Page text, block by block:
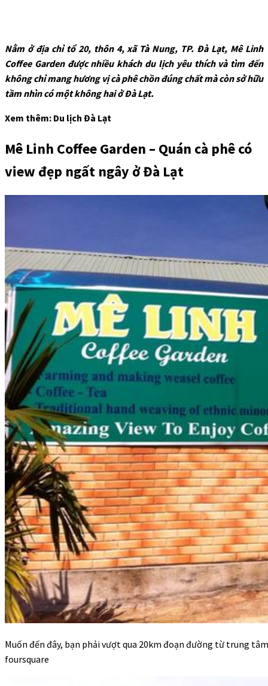
Nằm ở địa chỉ tổ 20, thôn 4, xã Tà Nung, TP. Đà Lạt, Mê Linh
Coffee Garden được nhiều khách du lịch yêu thích và tìm đến
không chỉ mang hương vị cà phê chồn đúng chất mà còn sở hữu
tầm nhìn có một không hai ở Đà Lạt.
Xem thêm: Du lịch Đà Lạt
Mê Linh Coffee Garden – Quán cà phê có
view đẹp ngất ngây ở Đà Lạt
Muốn đến đây, bạn phải vượt qua 20km đoạn đường từ trung
foursquare